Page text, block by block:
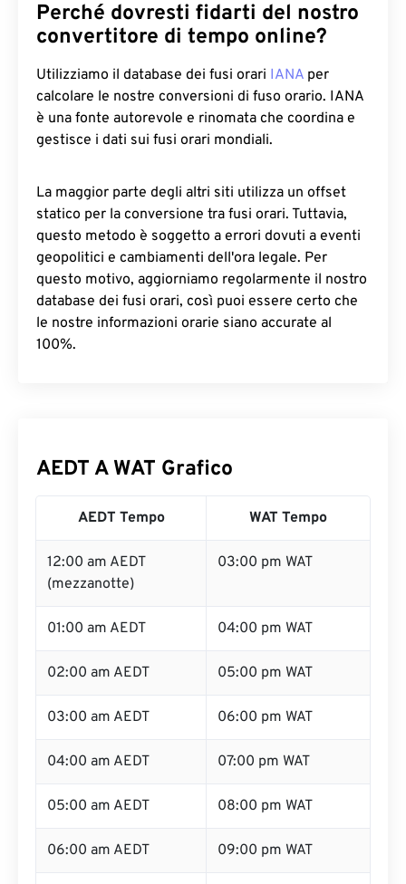
Perché dovresti fidarti del nostro
convertitore di tempo online?
Utilizziamo il database dei fusi orari IANA per
calcolare le nostre conversioni di fuso orario. IANA
è una fonte autorevole e rinomata che coordina e
gestisce i dati sui fusi orari mondiali.
La maggior parte degli altri siti utilizza un offset
statico per la conversione tra fusi orari. Tuttavia,
questo metodo è soggetto a errori dovuti a eventi
geopolitici e cambiamenti dell'ora legale. Per
questo motivo, aggiorniamo regolarmente il nostro
database dei fusi orari, così puoi essere certo che
le nostre informazioni orarie siano accurate al
100%.
AEDT A WAT Grafico
AEDT Tempo WAT Tempo
12:00 am AEDT
(mezzanotte)
03:00 pm WAT
01:00 am AEDT 04:00 pm WAT
02:00 am AEDT 05:00 pm WAT
03:00 am AEDT 06:00 pm WAT
04:00 am AEDT 07:00 pm WAT
05:00 am AEDT 08:00 pm WAT
06:00 am AEDT 09:00 pm WAT